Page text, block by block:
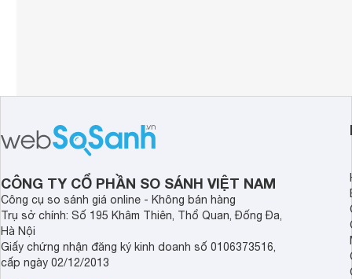
CÔNG TY CỔ PHẦN SO SÁNH VIỆT NAM
Công cụ so sánh giá online - Không bán hàng
Trụ sở chính: Số 195 Khâm Thiên, Thổ Quan, Đống Đa,
Hà Nội
Giấy chứng nhận đăng ký kinh doanh số 0106373516,
cấp ngày 02/12/2013